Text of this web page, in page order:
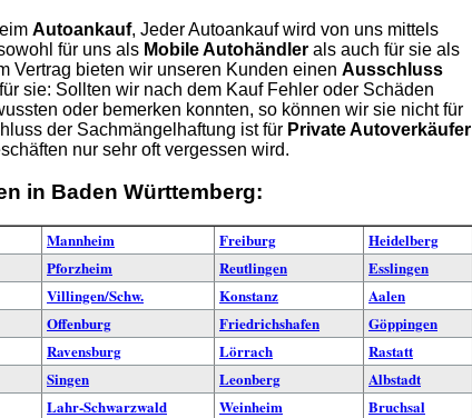
Autoankauf, Jeder Autoankauf wird von uns mittels
für uns als Mobile Autohändler als auch für sie als
Vertrag bieten wir unseren Kunden einen Ausschluss
sie: Sollten wir nach dem Kauf Fehler oder Schäden
oder bemerken konnten, so können wir sie nicht für
der Sachmängelhaftung ist für Private Autoverkäufer
nur sehr oft vergessen wird.
in Baden Württemberg:
Mannheim Freiburg
Heidelberg
Pforzheim Reutlingen
Esslingen
Villingen/Schw. Konstanz
Aalen
Offenburg Friedrichshafen
Göppingen
Ravensburg Lörrach
Rastatt
Singen Leonberg
Albstadt
Lahr-Schwarzwald Weinheim
Bruchsal